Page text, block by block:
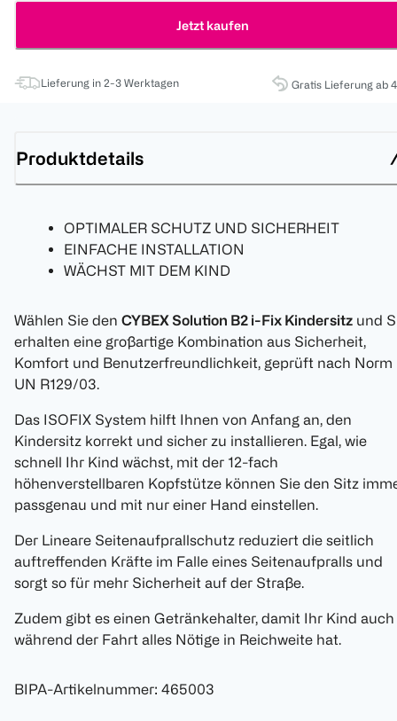
Jetzt kaufen
Lieferung in 2-3 Werktagen Gratis Lieferung ab
Produktdetails
OPTIMALER SCHUTZ UND SICHERHEIT
EINFACHE INSTALLATION
WÄCHST MIT DEM KIND
Wählen Sie den CYBEX Solution B2 i-Fix Kindersitz und
erhalten eine großartige Kombination aus Sicherheit,
Komfort und Benutzerfreundlichkeit, geprüft nach Norm
UN R129/03.
Das ISOFIX System hilft Ihnen von Anfang an, den
Kindersitz korrekt und sicher zu installieren. Egal, wie
schnell Ihr Kind wächst, mit der 12-fach
höhenverstellbaren Kopfstütze können Sie den Sitz
passgenau und mit nur einer Hand einstellen.
Der Lineare Seitenaufprallschutz reduziert die seitlich
auftreffenden Kräfte im Falle eines Seitenaufpralls und
sorgt so für mehr Sicherheit auf der Straße.
Zudem gibt es einen Getränkehalter, damit Ihr Kind auch
während der Fahrt alles Nötige in Reichweite hat.
BIPA-Artikelnummer: 465003